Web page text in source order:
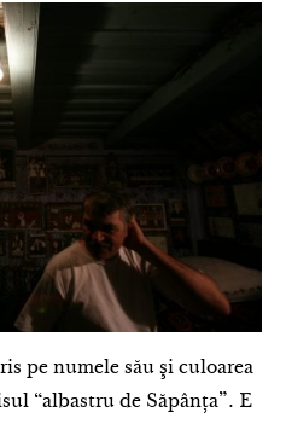
pe numele său şi culoarea
“albastru de Săpânţa”. E